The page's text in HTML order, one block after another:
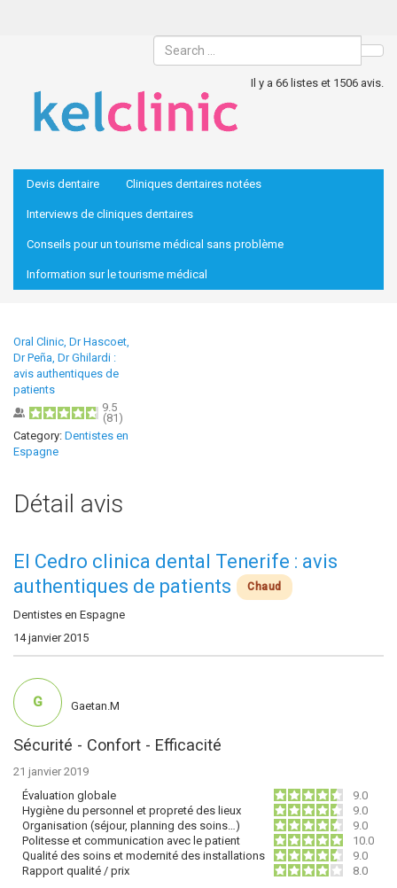
Il y a 66 listes et 1506 avis.
Devis dentaire Cliniques dentaires notées
Interviews de cliniques dentaires
Conseils pour un tourisme médical sans problème
Information sur le tourisme médical
Oral Clinic, Dr Hascoet,
Dr Peña, Dr Ghilardi :
avis authentiques de
patients
9.5
(81 )
Category: Dentistes en
Espagne
Détail avis
El Cedro clinica dental Tenerife : avis
authentiques de patients
Chaud
Dentistes en Espagne
14 janvier 2015
Sécurité - Confort - Efficacité
21 janvier 2019
Évaluation globale
9.0
Hygiène du personnel et propreté des lieux
9.0
Organisation (séjour, planning des soins…)
9.0
Politesse et communication avec le patient
10.0
Qualité des soins et modernité des installations
9.0
Rapport qualité / prix
8.0
G Gaetan.M